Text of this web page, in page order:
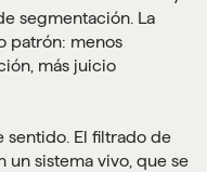
segmentación. La
patrón: menos
más juicio
sentido. El filtrado de
un sistema vivo, que se